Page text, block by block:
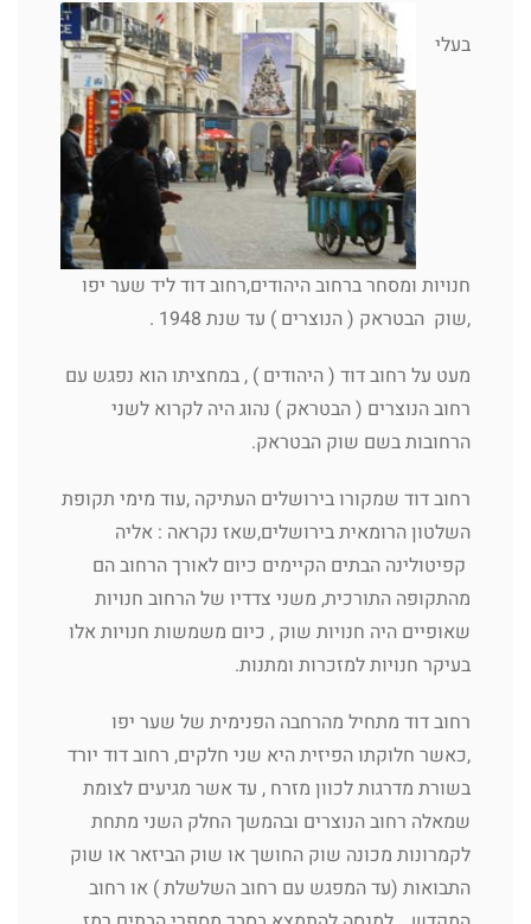
בעלי
חנויות ומסחר ברחוב היהודים,רחוב דוד ליד שער יפו
,שוק הבטראק ( הנוצרים ) עד שנת 1948 .
מעט על רחוב דוד ( היהודים ) , במחציתו הוא נפגש עם
רחוב הנוצרים ( הבטראק ) נהוג היה לקרוא לשני
הרחובות בשם שוק הבטראק.
רחוב דוד שמקורו בירושלים העתיקה ,עוד מימי תקופת
השלטון הרומאית בירושלים,שאז נקראה : אליה
קפיטולינה הבתים הקיימים כיום לאורך הרחוב הם
מהתקופה התורכית, משני צדדיו של הרחוב חנויות
שאופיים היה חנויות שוק , כיום משמשות חנויות אלו
בעיקר חנויות למזכרות ומתנות.
רחוב דוד מתחיל מהרחבה הפנימית של שער יפו
,כאשר חלוקתו הפיזית היא שני חלקים, רחוב דוד יורד
בשורת מדרגות לכוון מזרח , עד אשר מגיעים לצומת
שמאלה רחוב הנוצרים ובהמשך החלק השני מתחת
לקמרונות מכונה שוק החושך או שוק הביזאר או שוק
התבואות (עד המפגש עם רחוב השלשלת ) או רחוב